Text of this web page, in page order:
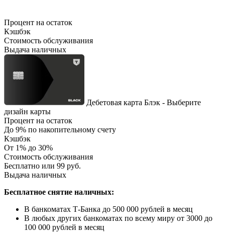
Процент на остаток
Кэшбэк
Стоимость обслуживания
Выдача наличных
Дебетовая карта Блэк - Выберите
дизайн карты
Процент на остаток
До 9% по накопительному счету
Кэшбэк
От 1% до 30%
Стоимость обслуживания
Бесплатно или 99 руб.
Выдача наличных
Бесплатное снятие наличных:
В банкоматах Т-Банка до 500 000 рублей в месяц
В любых других банкоматах по всему миру от 3000 до
100 000 рублей в месяц